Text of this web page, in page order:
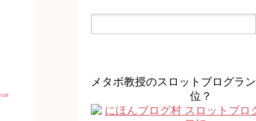
メタボ教授のスロットブログラ
位？